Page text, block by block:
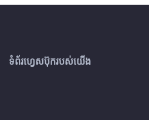
ទំព័រហ្វេសប៊ុករបស់យើង